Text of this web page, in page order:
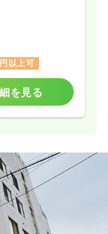
以上可
を見る